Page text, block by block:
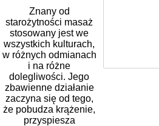
Znany od
starożytności masaż
stosowany jest we
wszystkich kulturach,
w różnych odmianach
i na różne
dolegliwości. Jego
zbawienne działanie
zaczyna się od tego,
że pobudza krążenie,
przyspiesza